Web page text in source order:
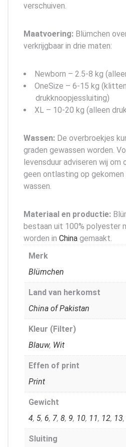
verschuiven.
Maatvoering: Blümchen
verkrijgbaar in drie maten:
Newborn – 2.5-8 kg
OneSize – 6-15 kg
drukknoopjessluiting)
XL – 10-20 kg (alleen
Wassen: De overbroekjes
graden gewassen worden.
levensduur adviseren wij om
geen ontlasting op gekomen
wassen.
Materiaal en productie:
bestaan uit 100% polyester
worden in China gemaakt.
Merk
Blümchen
Land van herkomst
China of Pakistan
Kleur (Filter)
Blauw, Wit
Effen of print
Print
Gewicht
4, 5, 6, 7, 8, 9, 10, 11, 12, 13,
Sluiting